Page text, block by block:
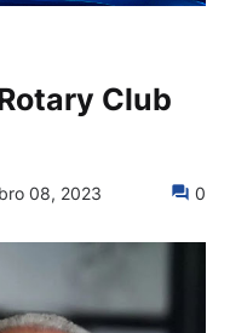
Club
08, 2023 0